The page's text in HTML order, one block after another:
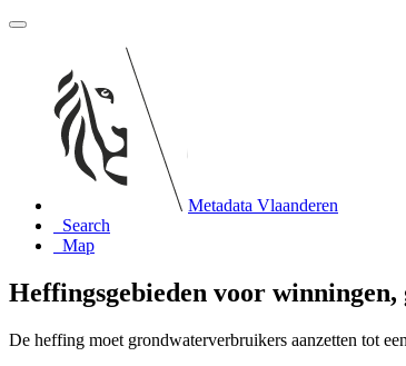
Metadata Vlaanderen
Search
Map
Heffingsgebieden voor
De heffing moet grondwaterverbruikers aanzetten tot